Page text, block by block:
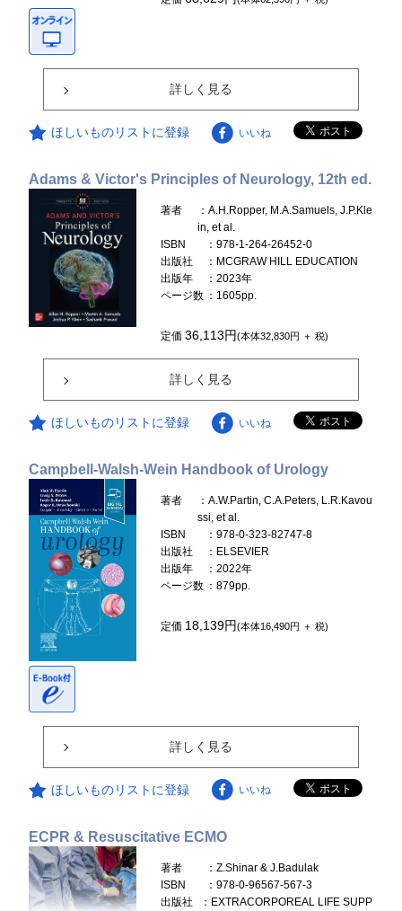
詳しく見る
ほしいものリストに登録 いいね
Adams & Victor's Principles of Neurology, 12th ed.
著者
：A.H.Ropper, M.A.Samuels, J.P.Kle
in, et al.
ISBN
：978-1-264-26452-0
出版社
：MCGRAW HILL EDUCATION
出版年
：2023年
ページ数 ：1605pp.
定価36,113円(本体32,830円 ＋ 税)
詳しく見る
ほしいものリストに登録 いいね
Campbell-Walsh-Wein Handbook of Urology
著者
：A.W.Partin, C.A.Peters, L.R.Kavou
ssi, et al.
ISBN
：978-0-323-82747-8
出版社
：ELSEVIER
出版年
：2022年
ページ数 ：879pp.
定価 18,139円(本体16,490円 ＋ 税)
詳しく見る
ほしいものリストに登録 いいね
ECPR & Resuscitative ECMO
著者
：Z.Shinar & J.Badulak
ISBN
：978-0-96567-567-3
出版社
：EXTRACORPOREAL LIFE SUPP